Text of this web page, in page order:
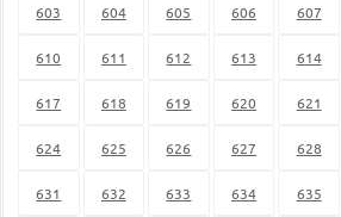
603 604 605 606 607
610 611 612 613 614
617 618 619 620 621
624 625 626 627 628
631 632 633 634 635